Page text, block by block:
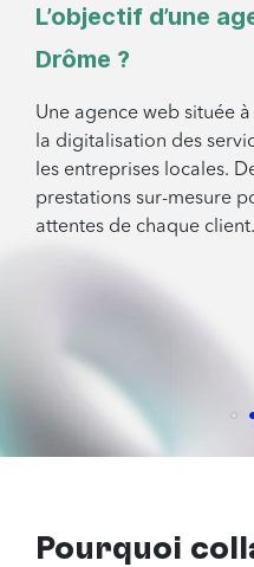
L’objectif d’une
Drôme ?
Une agence web située
la digitalisation des
les entreprises locales.
prestations sur-mesure
attentes de chaque client.
Pourquoi